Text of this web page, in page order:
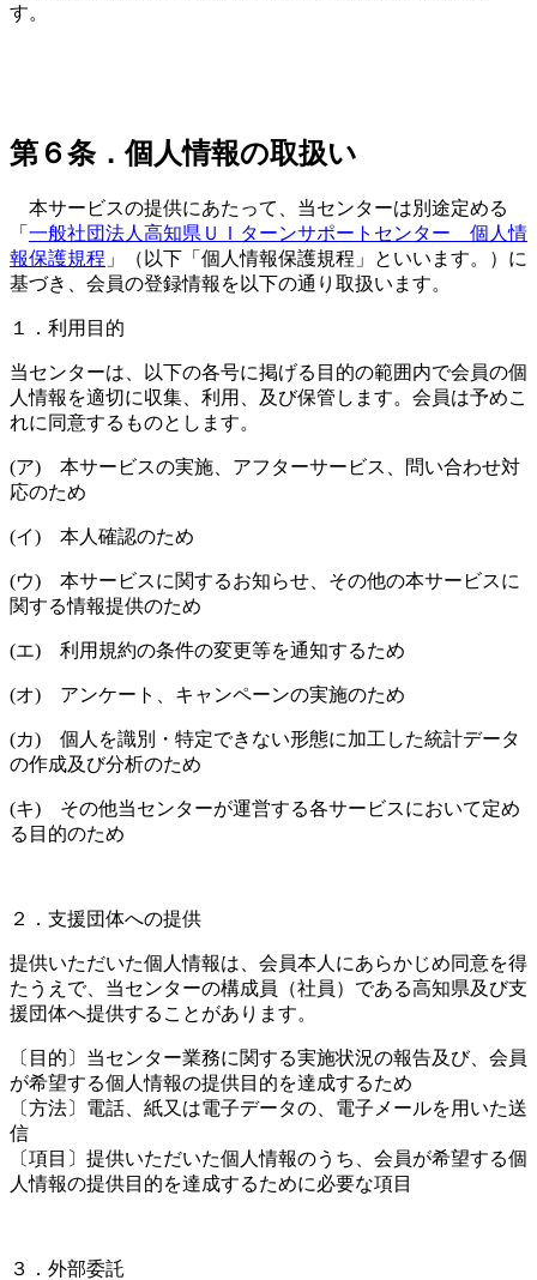
す。
第６条．個人情報の取扱い
本サービスの提供にあたって、当センターは別途定める
「 一般社団法人高知県ＵＩターンサポートセンター 個人情
報保護規程 」（以下「個人情報保護規程」といいます。）に
基づき、会員の登録情報を以下の通り取扱います。
１．利用目的
当センターは、以下の各号に掲げる目的の範囲内で会員の個
人情報を適切に収集、利用、及び保管します。会員は予めこ
れに同意するものとします。
(ア) 本サービスの実施、アフターサービス、問い合わせ対
応のため
(イ) 本人確認のため
(ウ) 本サービスに関するお知らせ、その他の本サービスに
関する情報提供のため
(エ) 利用規約の条件の変更等を通知するため
(オ) アンケート、キャンペーンの実施のため
(カ) 個人を識別・特定できない形態に加工した統計データ
の作成及び分析のため
(キ) その他当センターが運営する各サービスにおいて定め
る目的のため
２．支援団体への提供
提供いただいた個人情報は、会員本人にあらかじめ同意を得
たうえで、当センターの構成員（社員）である高知県及び支
援団体へ提供することがあります。
〔目的〕当センター業務に関する実施状況の報告及び、会員
が希望する個人情報の提供目的を達成するため
〔方法〕電話、紙又は電子データの、電子メールを用いた送
信
〔項目〕提供いただいた個人情報のうち、会員が希望する個
人情報の提供目的を達成するために必要な項目
３．外部委託